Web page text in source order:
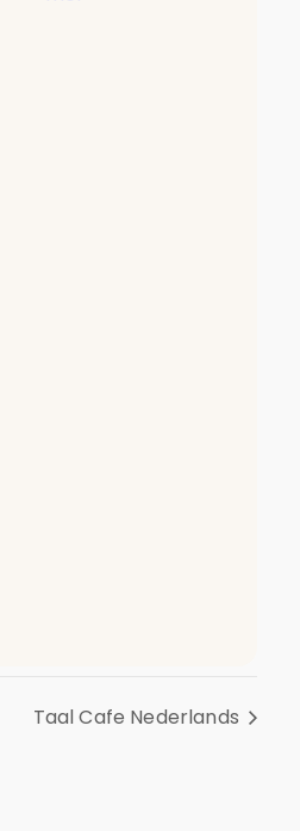
Taal Cafe Nederlands